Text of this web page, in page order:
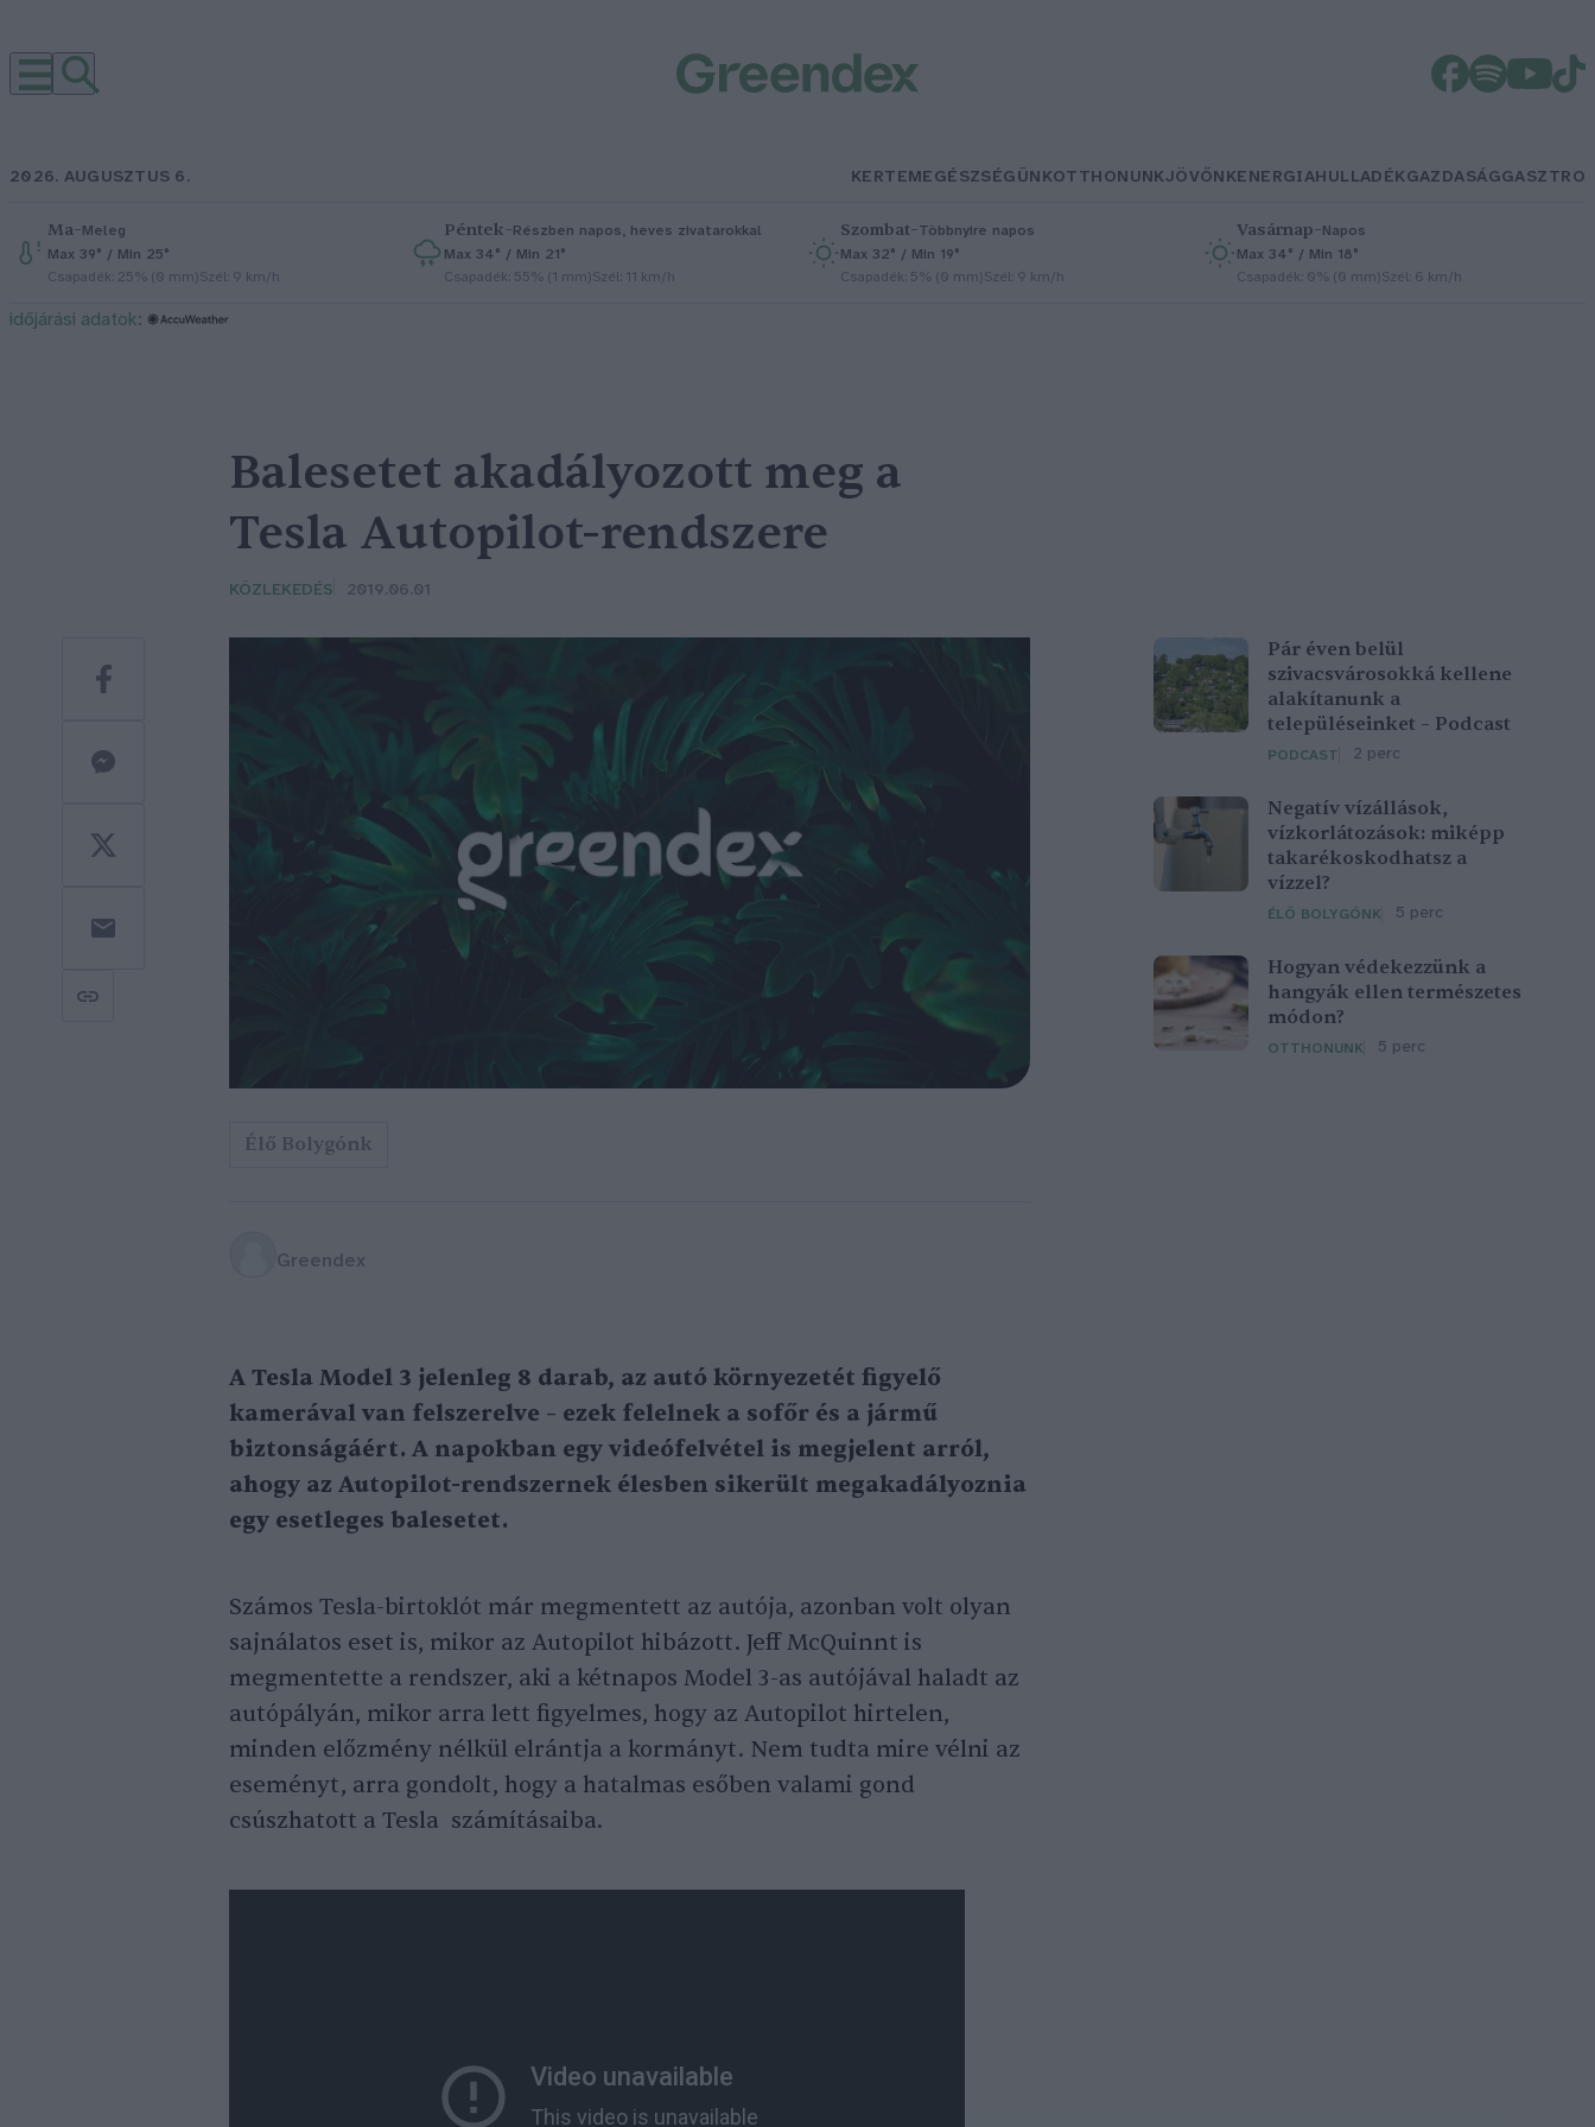
2026. AUGUSZTUS 6. KERTEMEGÉSZSÉGÜNKOTTHONUNKJÖVŐNKENERGIAHULLADÉKGAZDASÁGGASZTRO
Ma–Meleg
Max 39° / Min 25°
Csapadék: 25% (0 mm)Szél: 9 km/h
Péntek–Részben napos, heves zivatarokkal
Max 34° / Min 21°
Csapadék: 55% (1 mm)Szél: 11 km/h
Szombat–Többnyire napos
Max 32° / Min 19°
Csapadék: 5% (0 mm)Szél: 9 km/h
Vasárnap–Napos
Max 34° / Min 18°
Csapadék: 0% (0 mm)Szél: 6 km/h
időjárási adatok:
Pár éven belül
szivacsvárosokká kellene
alakítanunk a
településeinket – Podcast
PODCAST 2 perc
Negatív vízállások,
vízkorlátozások: miképp
takarékoskodhatsz a
vízzel?
ÉLŐ BOLYGÓNK 5 perc
Hogyan védekezzünk a
hangyák ellen természetes
módon?
OTTHONUNK 5 perc
Balesetet akadályozott meg a
Tesla Autopilot-rendszere
KÖZLEKEDÉS 2019.06.01
Élő Bolygónk
Greendex
A Tesla Model 3 jelenleg 8 darab, az autó környezetét figyelő
kamerával van felszerelve – ezek felelnek a sofőr és a jármű
biztonságáért. A napokban egy videófelvétel is megjelent arról,
ahogy az Autopilot-rendszernek élesben sikerült megakadályoznia
egy esetleges balesetet.
Számos Tesla-birtoklót már megmentett az autója, azonban volt olyan
sajnálatos eset is, mikor az Autopilot hibázott. Jeff McQuinnt is
megmentette a rendszer, aki a kétnapos Model 3-as autójával haladt az
autópályán, mikor arra lett figyelmes, hogy az Autopilot hirtelen,
minden előzmény nélkül elrántja a kormányt. Nem tudta mire vélni az
eseményt, arra gondolt, hogy a hatalmas esőben valami gond
csúszhatott a Tesla számításaiba.